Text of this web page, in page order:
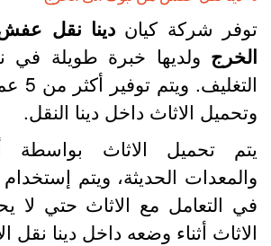
شركة كياندينا نقل عفش
ولديها خبرة طويلة في
التغليف.
الاثاث داخل دينا النقل.
تحميل الاثاث بواسطة
الحديثة، ويتم إستخدام
التعامل مع الاثاث حتي لا
أثناء وضعه داخل دينا نقل